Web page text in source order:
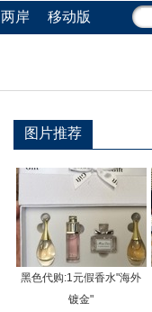
两岸 移动版
图片推荐
黑色代购:1元假香水"海外
镀金"